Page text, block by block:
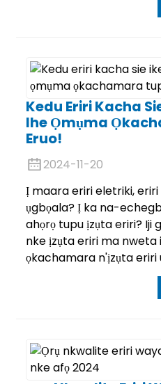
Kedu Eriri Kacha
Ihe Ọmụma
Eruo!
2024-11-20
Ị maara eriri eletriki,
ụgbọala? Ị ka na-
ahọrọ tupu ịzụta eriri? Iji
nke ịzụta eriri ma nweta
ọkachamara n'ịzụta eriri